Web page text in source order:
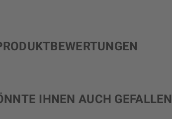
IHNEN AUCH GEFALLEN